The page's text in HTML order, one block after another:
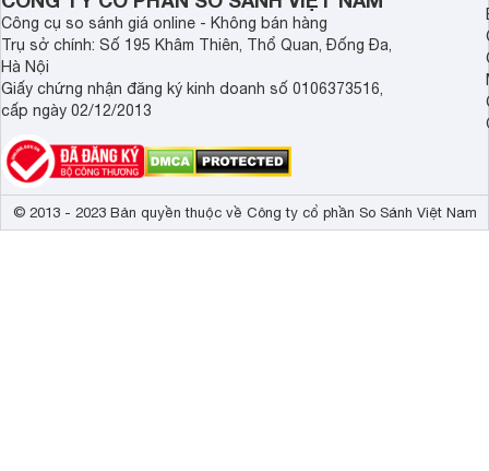
Công cụ so sánh giá online - Không bán hàng
Trụ sở chính: Số 195 Khâm Thiên, Thổ Quan, Đống Đa,
Hà Nội
Giấy chứng nhận đăng ký kinh doanh số 0106373516,
cấp ngày 02/12/2013
© 2013 - 2023 Bản quyền thuộc về Công ty cổ phần So Sánh Việt Nam